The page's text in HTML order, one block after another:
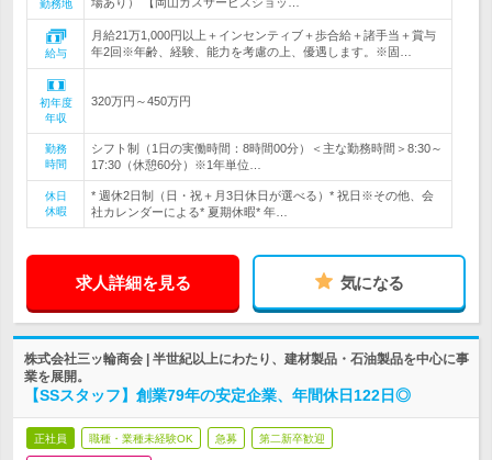
勤務地
給与
月給21万1,000円以上＋インセンティブ＋歩合給＋諸手当＋賞与
年2回※年齢、経験、能力を考慮の上、優遇します。※固…
初年度
年収
320万円～450万円
勤務
時間
シフト制（1日の実働時間：8時間00分）＜主な勤務時間＞8:30～
17:30（休憩60分）※1年単位…
休日
休暇
* 週休2日制（日・祝＋月3日休日が選べる）* 祝日※その他、会
社カレンダーによる* 夏期休暇* 年…
求人詳細を見る 気になる
株式会社三ッ輪商会 | 半世紀以上にわたり、建材製品・石油製品を中心に事
業を展開。
【SSスタッフ】創業79年の安定企業、年間休日122日◎
正社員 職種・業種未経験OK 急募 第二新卒歓迎